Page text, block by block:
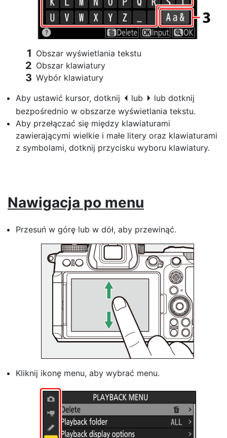
Obszar wyświetlania tekstu
Obszar klawiatury
Wybór klawiatury
Aby ustawić kursor, dotknij e lub f lub dotknij
bezpośrednio w obszarze wyświetlania tekstu.
Aby przełączać się między klawiaturami
zawierającymi wielkie i małe litery oraz klawiaturami
z symbolami, dotknij przycisku wyboru klawiatury.
Nawigacja po menu
Przesuń w górę lub w dół, aby przewinąć.
Kliknij ikonę menu, aby wybrać menu.